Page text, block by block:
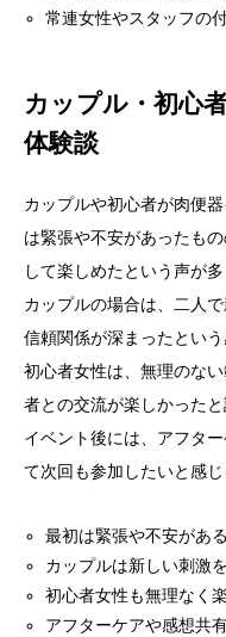
常連女性やスタッフの
カップル・初心
体験談
カップルや初心者が肉便
は緊張や不安があったも
して楽しめたという声が多
カップルの場合は、二人
信頼関係が深まったという
初心者女性は、無理のな
者との交流が楽しかったと
イベント後には、アフタ
て次回も参加したいと感じ
最初は緊張や不安があ
カップルは新しい刺激
初心者女性も無理なく
アフターケアや感想共